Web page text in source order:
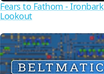
Fears to Fathom - Ironbark
Lookout